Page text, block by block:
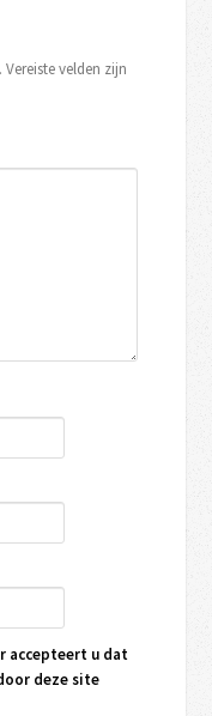
Vereiste velden zijn
accepteert u dat
deze site